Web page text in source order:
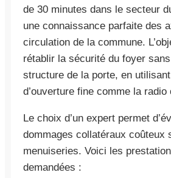
de 30 minutes dans le secteur
une connaissance parfaite des
circulation de la commune.
rétablir la sécurité du foyer
structure de la porte, en
d’ouverture fine comme la
Le choix d’un expert permet
dommages collatéraux coûteux
menuiseries. Voici les
demandées :